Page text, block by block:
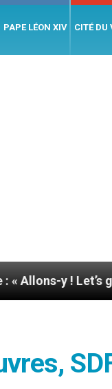
PAPE LÉON XIV CITÉ DU
go ! »